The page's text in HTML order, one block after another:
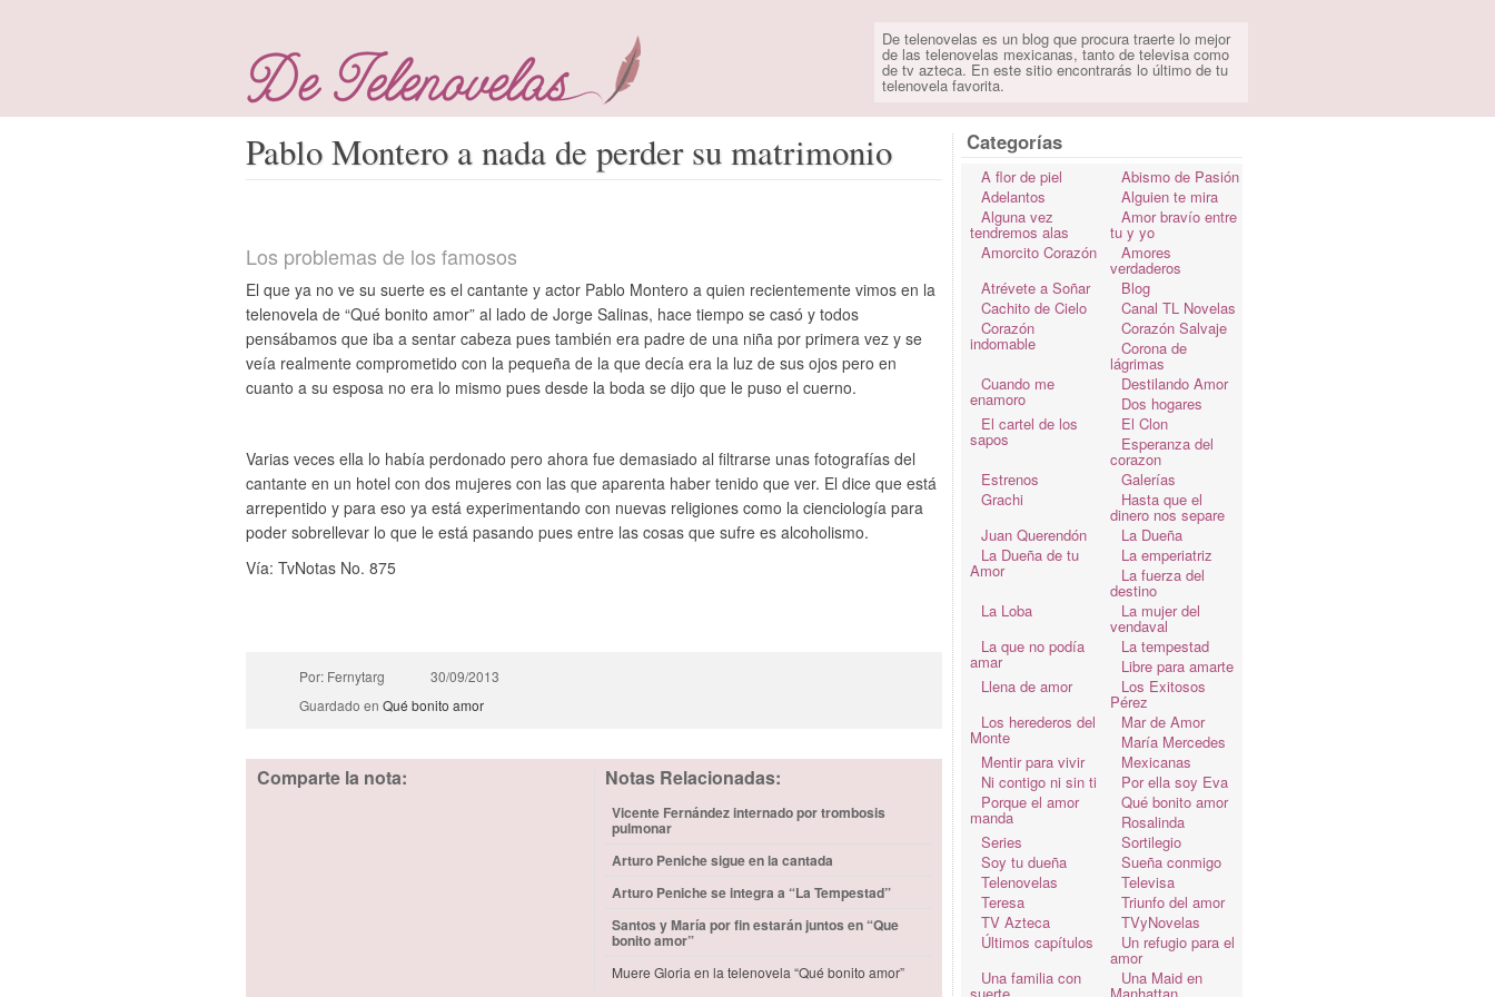
De telenovelas es un blog que procura traerte lo mejor
de las telenovelas mexicanas, tanto de televisa como
de tv azteca. En este sitio encontrarás lo último de tu
telenovela favorita.
Pablo Montero a nada de perder su matrimonio
Los problemas de los famosos
El que ya no ve su suerte es el cantante y actor Pablo Montero a quien recientemente vimos en la
telenovela de “Qué bonito amor” al lado de Jorge Salinas, hace tiempo se casó y todos
pensábamos que iba a sentar cabeza pues también era padre de una niña por primera vez y se
veía realmente comprometido con la pequeña de la que decía era la luz de sus ojos pero en
cuanto a su esposa no era lo mismo pues desde la boda se dijo que le puso el cuerno.
Varias veces ella lo había perdonado pero ahora fue demasiado al filtrarse unas fotografías del
cantante en un hotel con dos mujeres con las que aparenta haber tenido que ver. El dice que está
arrepentido y para eso ya está experimentando con nuevas religiones como la cienciología para
poder sobrellevar lo que le está pasando pues entre las cosas que sufre es alcoholismo.
Vía: TvNotas No. 875
Por: Fernytarg
30/09/2013
Guardado en Qué bonito amor
Comparte la nota: Notas Relacionadas:
Vicente Fernández internado por trombosis
pulmonar
Arturo Peniche sigue en la cantada
Arturo Peniche se integra a “La Tempestad”
Santos y María por fin estarán juntos en “Que
bonito amor”
Muere Gloria en la telenovela “Qué bonito amor”
Categorías
A flor de piel
Abismo de Pasión
Adelantos
Alguien te mira
Alguna vez
tendremos alas
Amor bravío entre
tu y yo
Amorcito Corazón
Amores
verdaderos
Atrévete a Soñar
Blog
Cachito de Cielo
Canal TL Novelas
Corazón
indomable
Corazón Salvaje
Corona de
lágrimas
Cuando me
enamoro
Destilando Amor
Dos hogares
El cartel de los
sapos
El Clon
Esperanza del
corazon
Estrenos
Galerías
Grachi
Hasta que el
dinero nos separe
Juan Querendón
La Dueña
La Dueña de tu
Amor
La emperiatriz
La fuerza del
destino
La Loba
La mujer del
vendaval
La que no podía
amar
La tempestad
Libre para amarte
Llena de amor
Los Exitosos
Pérez
Los herederos del
Monte
Mar de Amor
María Mercedes
Mentir para vivir
Mexicanas
Ni contigo ni sin ti
Por ella soy Eva
Porque el amor
manda
Qué bonito amor
Rosalinda
Series
Sortilegio
Soy tu dueña
Sueña conmigo
Telenovelas
Televisa
Teresa
Triunfo del amor
TV Azteca
TVyNovelas
Últimos capítulos
Un refugio para el
amor
Una familia con
Una Maid en